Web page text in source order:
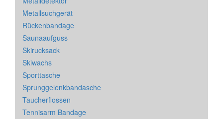
Metallsuchgerät
Rückenbandage
Saunaaufguss
Skirucksack
Skiwachs
Sporttasche
Sprunggelenkbandasche
Taucherflossen
Tennisarm Bandage